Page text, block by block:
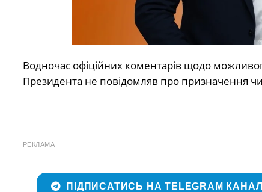
Водночас офіційних коментарів щодо
Президента не повідомляв про призначення
РЕКЛАМА
ПІДПИСАТИСЬ НА TELEGRAM КАНАЛ